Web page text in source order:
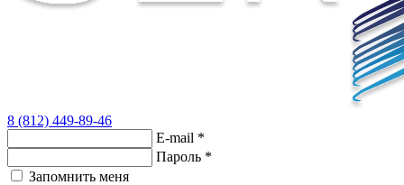
8 (812) 449-89-46
E-mail *
Пароль *
Запомнить меня